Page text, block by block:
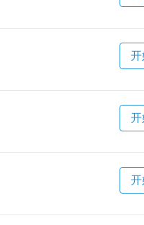
开
开
开